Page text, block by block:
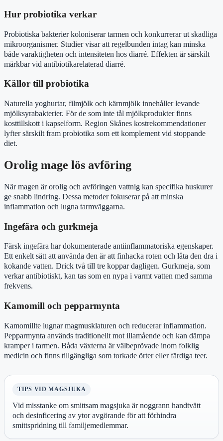
Hur probiotika verkar
Probiotiska bakterier koloniserar tarmen och konkurrerar ut skadliga
mikroorganismer. Studier visar att regelbunden intag kan minska
både varaktigheten och intensiteten hos diarré. Effekten är särskilt
märkbar vid antibiotikarelaterad diarré.
Källor till probiotika
Naturella yoghurtar, filmjölk och kärnmjölk innehåller levande
mjölksyrabakterier. För de som inte tål mjölkprodukter finns
kosttillskott i kapselform. Region Skånes kostrekommendationer
lyfter särskilt fram probiotika som ett komplement vid stoppande
diet.
Orolig mage lös avföring
När magen är orolig och avföringen vattnig kan specifika huskurer
ge snabb lindring. Dessa metoder fokuserar på att minska
inflammation och lugna tarmväggarna.
Ingefära och gurkmeja
Färsk ingefära har dokumenterade antiinflammatoriska egenskaper.
Ett enkelt sätt att använda den är att finhacka roten och låta den dra i
kokande vatten. Drick två till tre koppar dagligen. Gurkmeja, som
verkar antibiotiskt, kan tas som en nypa i varmt vatten med samma
frekvens.
Kamomill och pepparmynta
Kamomillte lugnar magmusklaturen och reducerar inflammation.
Pepparmynta används traditionellt mot illamående och kan dämpa
kramper i tarmen. Båda växterna är välbeprövade inom folklig
medicin och finns tillgängliga som torkade örter eller färdiga teer.
TIPS VID MAGSJUKA
Vid misstanke om smittsam magsjuka är noggrann handtvätt
och desinficering av ytor avgörande för att förhindra
smittspridning till familjemedlemmar.